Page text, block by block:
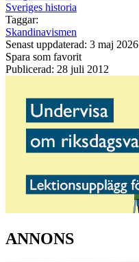
Sveriges historia
Taggar:
Skandinavismen
Senast uppdaterad: 3 maj 2026
Spara som favorit
Publicerad: 28 juli 2012
ANNONS